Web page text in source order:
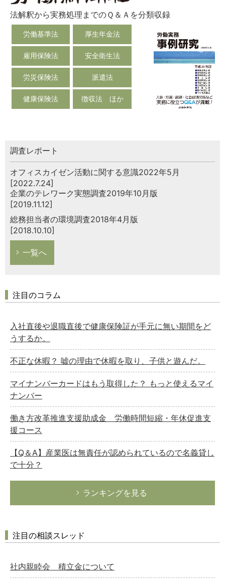
法解釈から実務処理までのＱ＆Ａを分類収録
労働基準法 厚生年金法
雇用保険法 安全衛生法
労災保険法 派遣法
健康保険法 徴収法 ほか
調査レポート
オフィスカイゼン活動に関する意識2022年5月
[2022.7.24]
企業のテレワーク実態調査2019年10月版
[2019.11.12]
総務担当者の環境調査2018年4月版
[2018.10.10]
一覧へ
注目のコラム
入社直後や退職直後で健康保険証が手元に無い期間をど
うするか。
不正な休暇？ 嘘の理由で休暇を取り、子供と遊んだ。
マイナンバーカードはもう取得した？ もっと使えるマイ
ナンバー
働き方改革推進支援助成金 労働時間短縮・年休促進支
援コース
【Q＆A】産業医は無責任が認められているので名義貸し
で十分？
ランキングを見る
注目の相談スレッド
社内親睦会 積立金について